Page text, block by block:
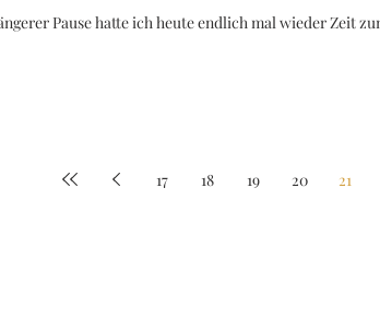
Pause hatte ich heute endlich mal wieder Zeit
17 18 19 20 21